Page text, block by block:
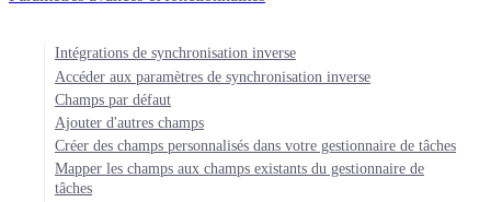
Intégrations de synchronisation inverse
Accéder aux paramètres de synchronisation inverse
Champs par défaut
Ajouter d'autres champs
Créer des champs personnalisés dans votre gestionnaire de tâches
Mapper les champs aux champs existants du gestionnaire de
tâches